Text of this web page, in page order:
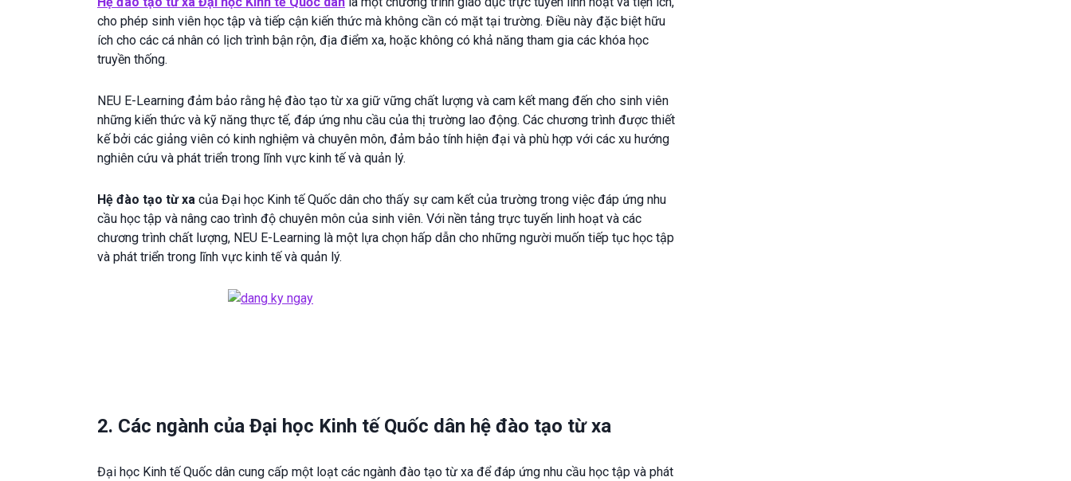
cho phép sinh viên học tập và tiếp cận kiến thức mà không cần có mặt tại trường. Điều này đặc biệt hữu
ích cho các cá nhân có lịch trình bận rộn, địa điểm xa, hoặc không có khả năng tham gia các khóa học
truyền thống.
NEU E-Learning đảm bảo rằng hệ đào tạo từ xa giữ vững chất lượng và cam kết mang đến cho sinh viên
những kiến thức và kỹ năng thực tế, đáp ứng nhu cầu của thị trường lao động. Các chương trình được thiết
kế bởi các giảng viên có kinh nghiệm và chuyên môn, đảm bảo tính hiện đại và phù hợp với các xu hướng
nghiên cứu và phát triển trong lĩnh vực kinh tế và quản lý.
Hệ đào tạo từ xa của Đại học Kinh tế Quốc dân cho thấy sự cam kết của trường trong việc đáp ứng nhu
cầu học tập và nâng cao trình độ chuyên môn của sinh viên. Với nền tảng trực tuyến linh hoạt và các
chương trình chất lượng, NEU E-Learning là một lựa chọn hấp dẫn cho những người muốn tiếp tục học tập
và phát triển trong lĩnh vực kinh tế và quản lý.
2. Các ngành của Đại học Kinh tế Quốc dân hệ đào tạo từ xa
Đại học Kinh tế Quốc dân cung cấp một loạt các ngành đào tạo từ xa để đáp ứng nhu cầu học tập và phát